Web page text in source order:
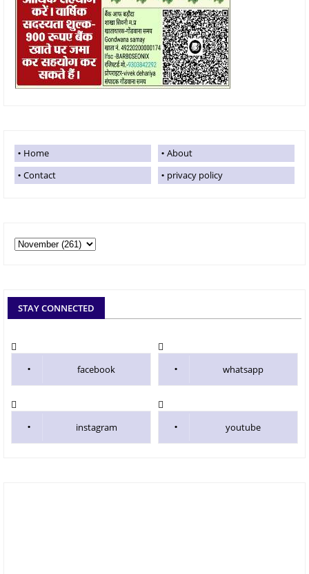
Home
About
Contact
privacy policy
STAY CONNECTED
facebook whatsapp
instagram youtube